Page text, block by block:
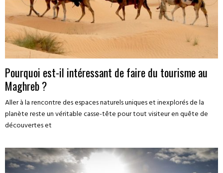
Pourquoi est-il intéressant de faire du tourisme au
Maghreb ?
Aller à la rencontre des espaces naturels uniques et inexplorés de la
planète reste un véritable casse-tête pour tout visiteur en quête de
découvertes et